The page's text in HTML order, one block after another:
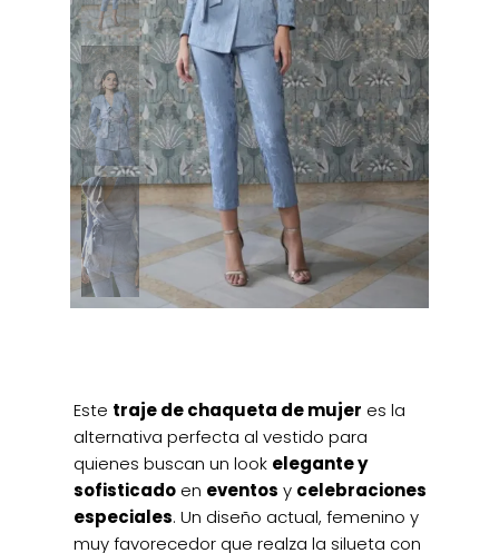
Este traje de chaqueta de mujer es la
alternativa perfecta al vestido para
quienes buscan un look elegante y
sofisticado en eventos y celebraciones
especiales. Un diseño actual, femenino y
muy favorecedor que realza la silueta con